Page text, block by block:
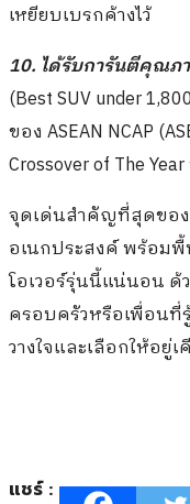
เหยียบเบรกค้างไว้
10. ได้รับการันตีคุณภ
(Best SUV under
ของ ASEAN NCAP
Crossover of The
จุดเด่นสำคัญที่สุดของ
อเนกประสงค์ พร้อม
โอเวอร์รุ่นนี้แน่นอน ด้
ครอบครัวหรือเพื่อนที่
วางใจและเลือกให้อยู่
แชร์ :